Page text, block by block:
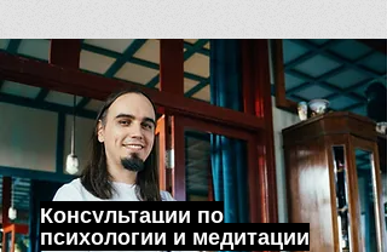
Консультации по
психологии и медитации